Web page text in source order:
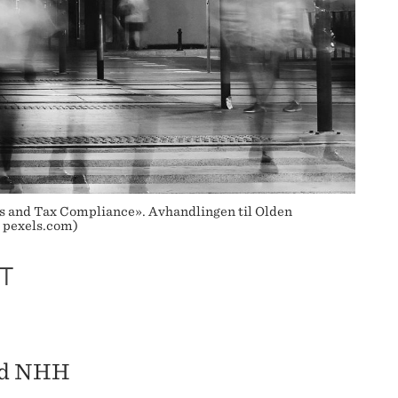
and Tax Compliance». Avhandlingen til Olden
NHH